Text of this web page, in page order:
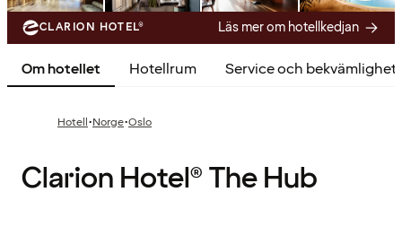
CLARION HOTEL® Läs mer om hotellkedjan
Om hotellet Hotellrum Service och
Hotell·Norge·Oslo
Clarion Hotel® The Hub